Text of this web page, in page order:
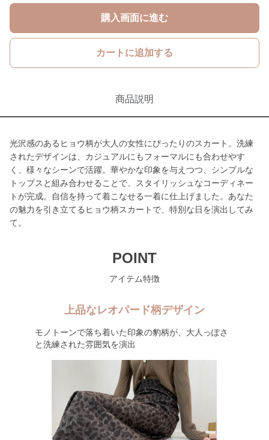
購入画面に進む
カートに追加する
商品説明
光沢感のあるヒョウ柄が大人の女性にぴったりのスカート。洗練
されたデザインは、カジュアルにもフォーマルにも合わせやす
く、様々なシーンで活躍。華やかな印象を与えつつ、シンプルな
トップスと組み合わせることで、スタイリッシュなコーディネー
トが完成。自信を持って着こなせる一着に仕上げました。あなた
の魅力を引き立てるヒョウ柄スカートで、特別な日を演出してみ
て。
POINT
アイテム特徴
上品なレオパード柄デザイン
モノトーンで落ち着いた印象の豹柄が、大人っぽさ
と洗練された雰囲気を演出